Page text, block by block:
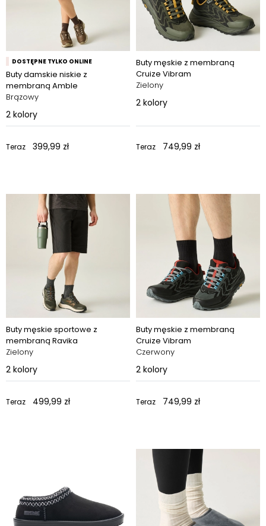
DOSTĘPNE TYLKO ONLINE
Buty damskie niskie z
membraną Amble
Brązowy
2 kolory
Teraz 399,99 zł
Buty męskie z membraną
Cruize Vibram
Zielony
2 kolory
Teraz 749,99 zł
Buty męskie sportowe z
membraną Ravika
Zielony
2 kolory
Teraz 499,99 zł
Buty męskie z membraną
Cruize Vibram
Czerwony
2 kolory
Teraz 749,99 zł